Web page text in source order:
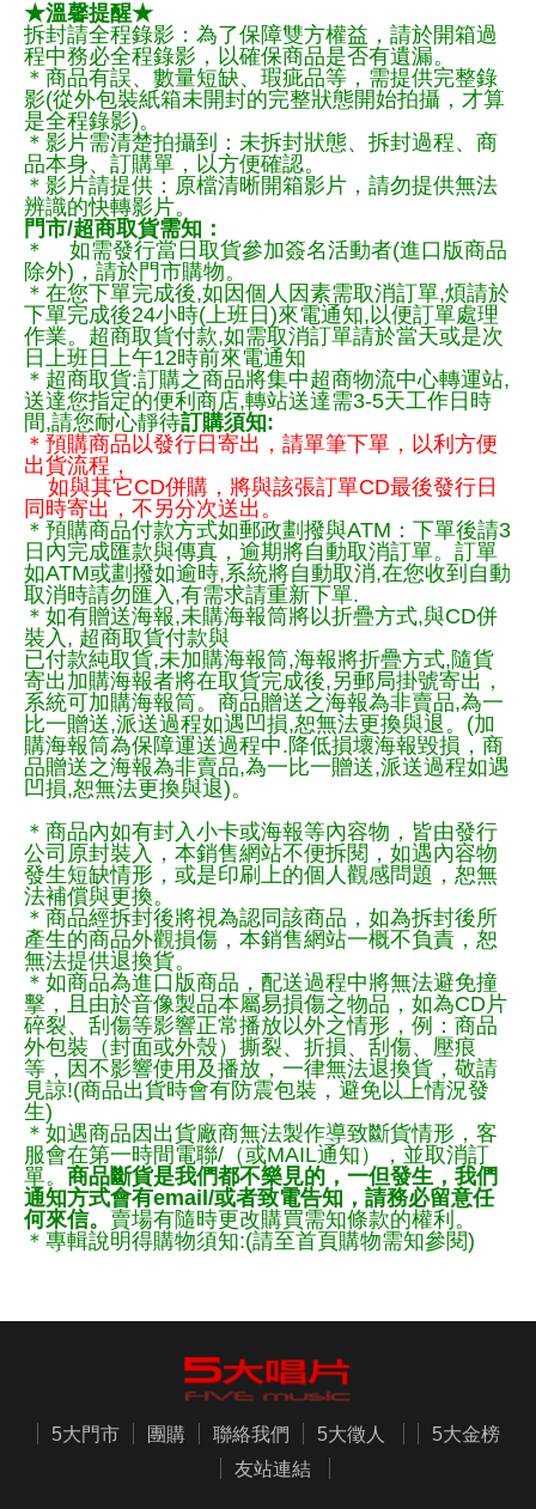
★溫馨提醒★
拆封請全程錄影：為了保障雙方權益，請於開箱過
程中務必全程錄影，以確保商品是否有遺漏。
＊商品有誤、數量短缺、瑕疵品等，需提供完整錄
影(從外包裝紙箱未開封的完整狀態開始拍攝，才算
是全程錄影)。
＊影片需清楚拍攝到：未拆封狀態、拆封過程、商
品本身、訂購單，以方便確認。
＊影片請提供：原檔清晰開箱影片，請勿提供無法
辨識的快轉影片。
門市/超商取貨需知：
＊ 如需發行當日取貨參加簽名活動者(進口版商品
除外)，請於門市購物。
＊在您下單完成後,如因個人因素需取消訂單,煩請於
下單完成後24小時(上班日)來電通知,以便訂單處理
作業。超商取貨付款,如需取消訂單請於當天或是次
日上班日上午12時前來電通知
＊超商取貨:訂購之商品將集中超商物流中心轉運站,
送達您指定的便利商店,轉站送達需3-5天工作日時
間,請您耐心靜待訂購須知:
＊預購商品以發行日寄出，請單筆下單，以利方便
出貨流程，
如與其它CD併購，將與該張訂單CD最後發行日
同時寄出，不另分次送出。
＊預購商品付款方式如郵政劃撥與ATM：下單後請3
日內完成匯款與傳真，逾期將自動取消訂單。訂單
如ATM或劃撥如逾時,系統將自動取消,在您收到自動
取消時請勿匯入,有需求請重新下單.
＊如有贈送海報,未購海報筒將以折疊方式,與CD併
裝入, 超商取貨付款與
已付款純取貨,未加購海報筒,海報將折疊方式,隨貨
寄出加購海報者將在取貨完成後,另郵局掛號寄出，
系統可加購海報筒。商品贈送之海報為非賣品,為一
比一贈送,派送過程如遇凹損,恕無法更換與退。(加
購海報筒為保障運送過程中.降低損壞海報毀損，商
品贈送之海報為非賣品,為一比一贈送,派送過程如遇
凹損,恕無法更換與退)。
＊商品內如有封入小卡或海報等內容物，皆由發行
公司原封裝入，本銷售網站不便拆閱，如遇內容物
發生短缺情形，或是印刷上的個人觀感問題，恕無
法補償與更換。
＊商品經拆封後將視為認同該商品，如為拆封後所
產生的商品外觀損傷，本銷售網站一概不負責，恕
無法提供退換貨。
＊如商品為進口版商品，配送過程中將無法避免撞
擊，且由於音像製品本屬易損傷之物品，如為CD片
碎裂、刮傷等影響正常播放以外之情形，例：商品
外包裝（封面或外殼）撕裂、折損、刮傷、壓痕
等，因不影響使用及播放，一律無法退換貨，敬請
見諒!(商品出貨時會有防震包裝，避免以上情況發
生)
＊如遇商品因出貨廠商無法製作導致斷貨情形，客
服會在第一時間電聯/（或MAIL通知），並取消訂
單。 商品斷貨是我們都不樂見的，一但發生，我們
通知方式會有email/或者致電告知，請務必留意任
何來信。 賣場有隨時更改購買需知條款的權利。
＊專輯說明得購物須知:(請至首頁購物需知參閱)
5大門市 團購 聯絡我們 5大徵人
5大金榜
友站連結